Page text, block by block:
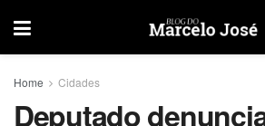
Home Cidades
Deputado